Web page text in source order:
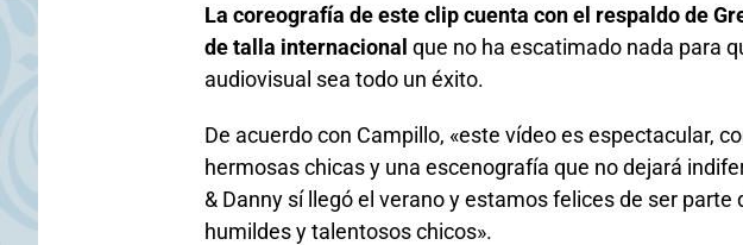
La coreografía de este clip cuenta con el respaldo de
de talla internacional que no ha escatimado nada para
audiovisual sea todo un éxito.
De acuerdo con Campillo, «este vídeo es espectacular,
hermosas chicas y una escenografía que no dejará
& Danny sí llegó el verano y estamos felices de ser parte
humildes y talentosos chicos».